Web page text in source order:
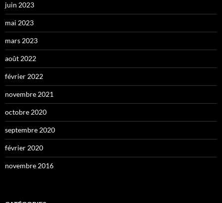
juin 2023
mai 2023
mars 2023
août 2022
février 2022
novembre 2021
octobre 2020
septembre 2020
février 2020
novembre 2016